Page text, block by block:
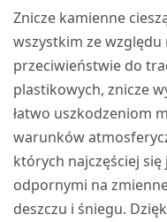
Znicze kamienne
wszystkim ze względu
przeciwieństwie do
plastikowych, znicze
łatwo uszkodzeniom
warunków
których najczęściej
odpornymi na
deszczu i śniegu.